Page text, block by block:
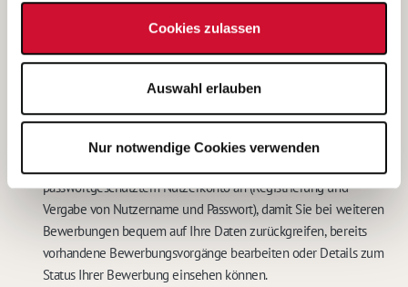
Cookies zulassen
Auswahl erlauben
Nur notwendige Cookies verwenden
Kontaktdaten widerrufen. In diesem Falle werden meine
personenbezogenen Daten sowohl auf den IT-Systemen des
Betreibers, als auch bei der für das Stellenangebot
Eine weitere Bearbeitung meiner Bewerbung ist in diesem Fall
nicht möglich.*
Mit dem Abschicken Ihrer Online-Bewerbung bieten wir Ihnen
passwortgeschütztem Nutzerkonto an (Registrierung und
Vergabe von Nutzername und Passwort), damit Sie bei weiteren
Bewerbungen bequem auf Ihre Daten zurückgreifen, bereits
vorhandene Bewerbungsvorgänge bearbeiten oder Details zum
Status Ihrer Bewerbung einsehen können.